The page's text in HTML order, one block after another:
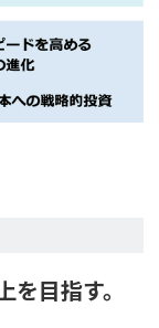
目指す。